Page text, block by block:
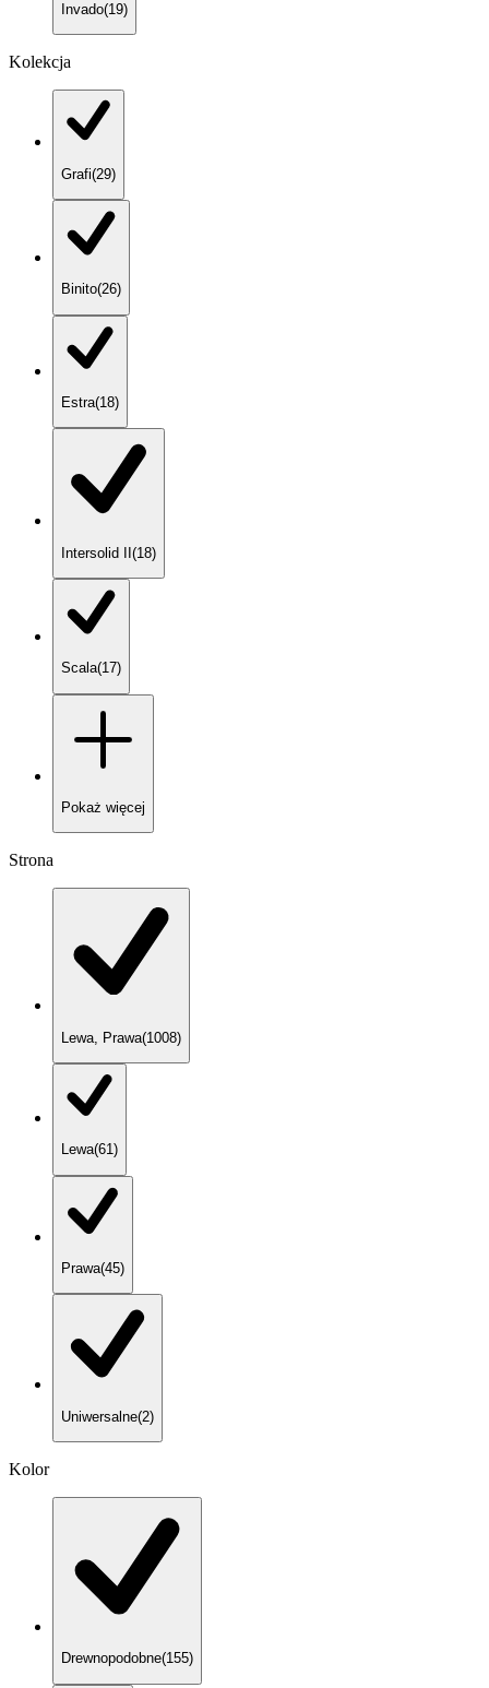
Invado(19)
Kolekcja
Grafi(29)
Binito(26)
Estra(18)
Intersolid II(18)
Scala(17)
Pokaż więcej
Strona
Lewa, Prawa(1008)
Lewa(61)
Prawa(45)
Uniwersalne(2)
Kolor
Drewnopodobne(155)